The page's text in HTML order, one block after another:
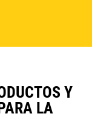
Y
LA